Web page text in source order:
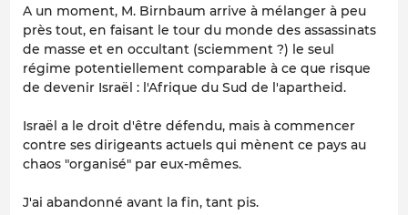
A un moment, M. Birnbaum arrive à mélanger à peu
près tout, en faisant le tour du monde des assassinats
de masse et en occultant (sciemment ?) le seul
régime potentiellement comparable à ce que risque
de devenir Israël : l'Afrique du Sud de l'apartheid.
Israël a le droit d'être défendu, mais à commencer
contre ses dirigeants actuels qui mènent ce pays au
chaos "organisé" par eux-mêmes.
J'ai abandonné avant la fin, tant pis.